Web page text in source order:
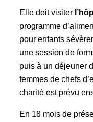
Elle doit visiter
programme
pour enfants
une session de
puis à un déjeuner
femmes de chefs
charité est prévu
En 18 mois de